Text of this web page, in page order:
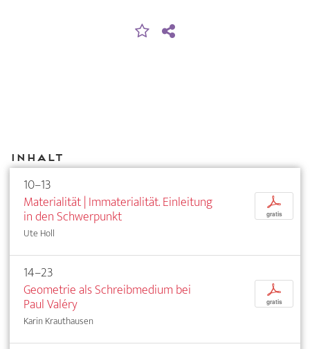
Inhalt
10–13
Materialität | Immaterialität. Einleitung
in den Schwerpunkt
Ute Holl
p
gratis
14–23
Geometrie als Schreibmedium bei
Paul Valéry
Karin Krauthausen
p
gratis